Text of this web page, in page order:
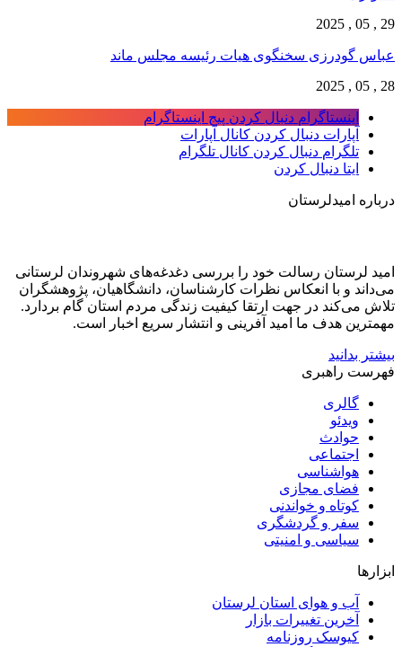
29 , 05 , 2025
عباس گودرزی سخنگوی هیات رئیسه مجلس ماند
28 , 05 , 2025
اینستاگرام دنبال کردن پیج اینستاگرام
آپارات دنبال کردن کانال آپارات
تلگرام دنبال کردن کانال تلگرام
ایتا دنبال کردن
درباره امیدلرستان
امید لرستان رسالت خود را بررسی دغدغه‌های شهروندان لرستانی
می‌داند و با انعکاس نظرات کارشناسان، دانشگاهیان، پژوهشگران
تلاش می‌کند در جهت ارتقا کیفیت زندگی مردم استان گام بردارد.
مهمترین هدف ما امید آفرینی و انتشار سریع اخبار است.
بیشتر بدانید
فهرست راهبری
گالری
ویدئو
حوادث
اجتماعی
هواشناسی
فضای مجازی
کوتاه و خواندنی
سفر و گردشگری
سیاسی و امنیتی
ابزارها
آب و هوای استان لرستان
آخرین تغییرات بازار
کیوسک روزنامه